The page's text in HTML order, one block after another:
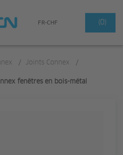
Search
FR-CHF (0)
/ Joints Connex
/
fenêtres en bois-métal